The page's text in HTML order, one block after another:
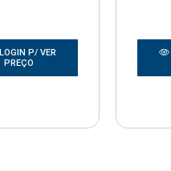
LOGIN P/ VER
PREÇO